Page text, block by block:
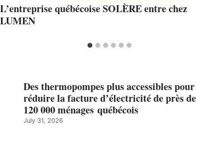
L’entreprise québécoise SOLÈRE entre chez
LUMEN
Des thermopompes plus accessibles pour
réduire la facture d’électricité de près de
120 000 ménages québécois
July 31, 2026